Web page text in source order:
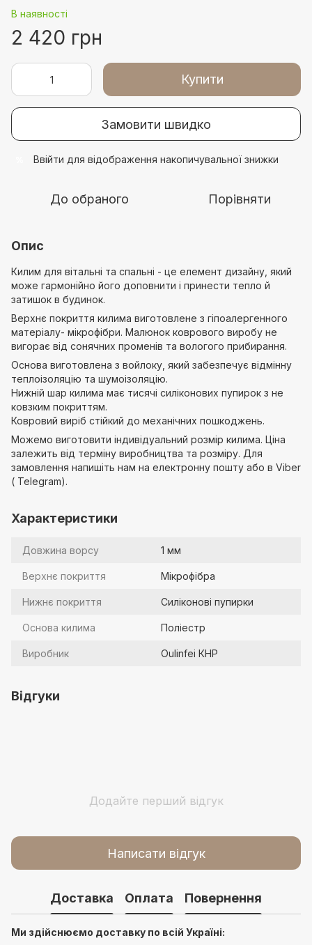
В наявності
2 420 грн
Купити
Замовити швидко
Ввійти для відображення накопичувальної знижки
До обраного Порівняти
Опис
Килим для вітальні та спальні - це елемент дизайну, який
може гармонійно його доповнити і принести тепло й
затишок в будинок.
Верхнє покриття килима виготовлене з гіпоалергенного
матеріалу- мікрофібри. Малюнок коврового виробу не
вигорає від сонячних променів та вологого прибирання.
Основа виготовлена з войлоку, який забезпечує відмінну
теплоізоляцію та шумоізоляцію.
Нижній шар килима має тисячі силіконових пупирок з не
ковзким покриттям.
Ковровий виріб стійкий до механічних пошкоджень.
Можемо виготовити індивідуальний розмір килима. Ціна
залежить від терміну виробництва та розміру. Для
замовлення напишіть нам на електронну пошту або в Viber
( Telegram).
Характеристики
Довжина ворсу 1 мм
Верхнє покриття Мікрофібра
Нижнє покриття Силіконові пупирки
Основа килима Поліестр
Виробник Oulinfei КНР
Відгуки
Додайте перший відгук
Написати відгук
Доставка Оплата Повернення
Ми здійснюємо доставку по всій Україні: